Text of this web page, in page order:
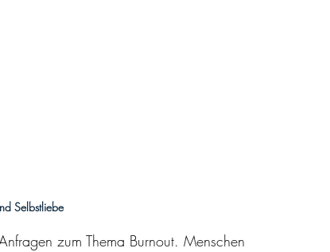
Selbstliebe
zum Thema Burnout. Menschen